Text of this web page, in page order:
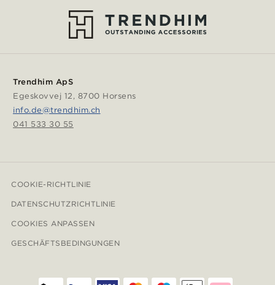
Trendhim ApS
Egeskovvej 12, 8700 Horsens
info.de@trendhim.ch
041 533 30 55
COOKIE-RICHTLINIE
DATENSCHUTZRICHTLINIE
COOKIES ANPASSEN
GESCHÄFTSBEDINGUNGEN